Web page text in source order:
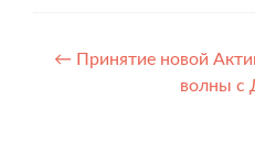
Навигация
← Принятие новой
волны с